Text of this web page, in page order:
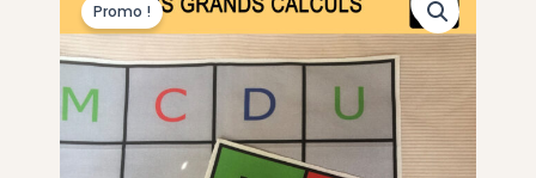
Promo !